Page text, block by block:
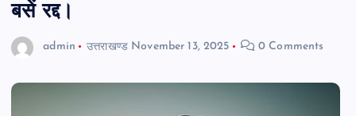
बसें रद्द।
admin उत्तराखण्ड November 13, 2025 0 Comments